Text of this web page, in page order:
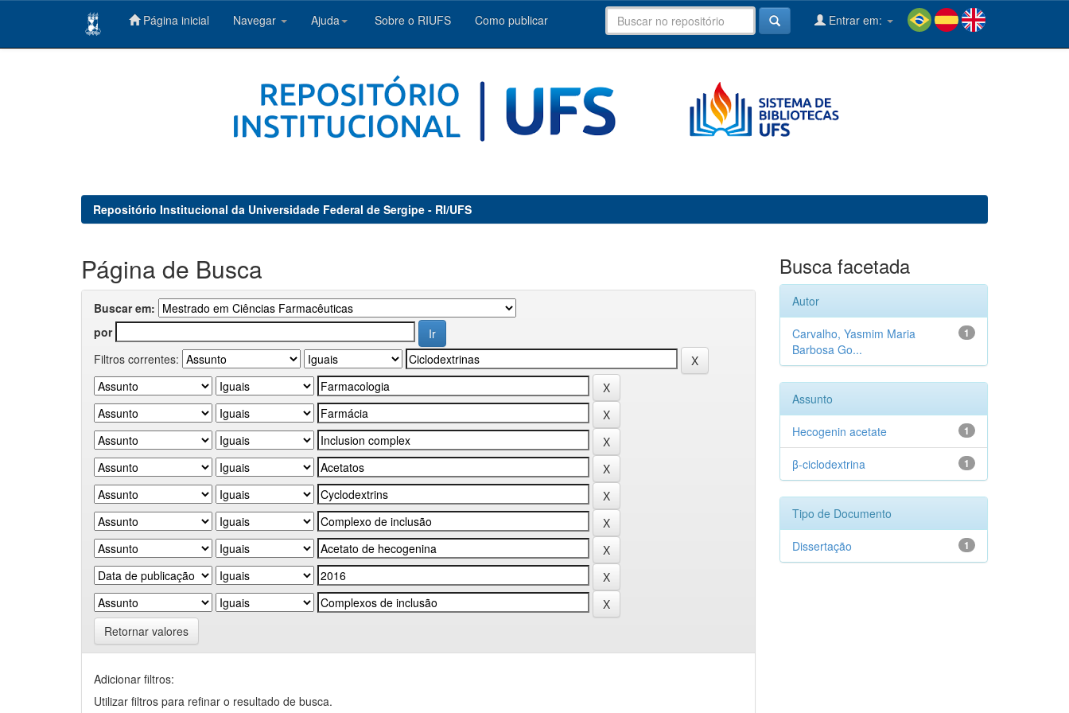
Página inicial Navegar Ajuda Sobre o RIUFS Como publicar Entrar em:
Repositório Institucional da Universidade Federal de Sergipe - RI/UFS
Página de Busca
Buscar em:
por
Filtros correntes:
Retornar valores
Adicionar filtros:
Utilizar filtros para refinar o resultado de busca.
Busca facetada
Autor
1
Carvalho, Yasmim Maria
Barbosa Go...
Assunto
1
Hecogenin acetate
1
β-ciclodextrina
Tipo de Documento
1
Dissertação